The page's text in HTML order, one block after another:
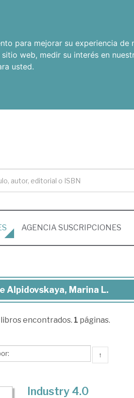
para mejorar su experiencia de
sitio web, medir su interés en
usted.
AGENCIA SUSCRIPCIONES
Alpidovskaya, Marina L.
libros encontrados. 1 páginas.
↑
Industry 4.0